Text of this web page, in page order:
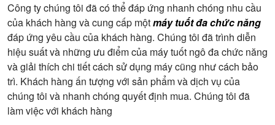
Công ty chúng tôi đã có thể đáp ứng nhanh chóng nhu cầu
của khách hàng và cung cấp mộtmáy tuốt đa chức năng
đáp ứng yêu cầu của khách hàng. Chúng tôi đã trình diễn
hiệu suất và những ưu điểm của máy tuốt ngô đa chức năng
và giải thích chi tiết cách sử dụng máy cũng như cách bảo
trì. Khách hàng ấn tượng với sản phẩm và dịch vụ của
chúng tôi và nhanh chóng quyết định mua. Chúng tôi đã
làm việc với khách hàng